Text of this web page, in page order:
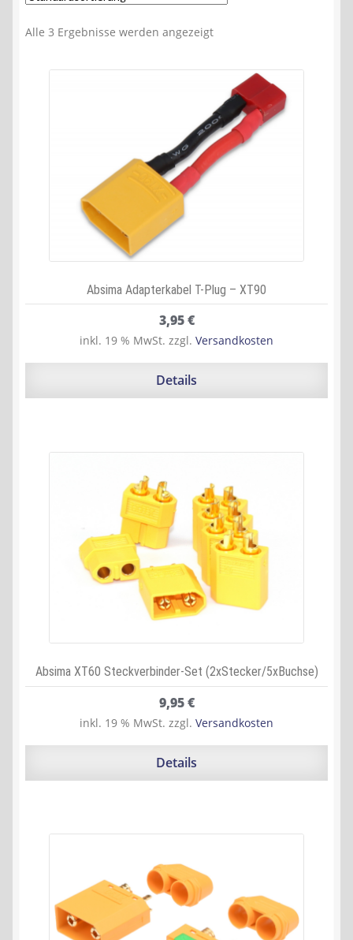
Alle 3 Ergebnisse werden angezeigt
Absima Adapterkabel T-Plug – XT90
3,95€
inkl. 19 % MwSt. zzgl. Versandkosten
Details
Absima XT60 Steckverbinder-Set (2xStecker/5xBuchse)
9,95€
inkl. 19 % MwSt. zzgl. Versandkosten
Details